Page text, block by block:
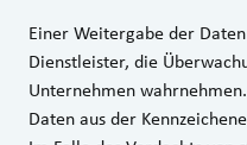
Einer Weitergabe der
Dienstleister, die
Unternehmen
Daten aus der